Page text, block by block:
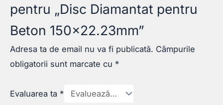
pentru „Disc Diamantat pentru
Beton 150×22.23mm”
Adresa ta de email nu va fi publicată. Câmpurile
obligatorii sunt marcate cu *
Evaluarea ta *